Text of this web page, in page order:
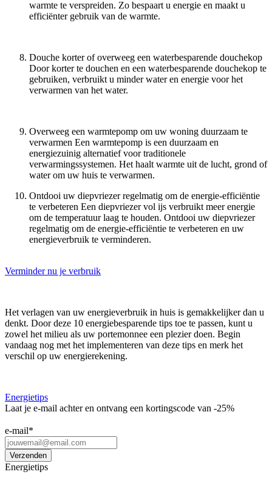
warmte te verspreiden. Zo bespaart u energie en maakt u
efficiënter gebruik van de warmte.
Douche korter of overweeg een waterbesparende douchekop
Door korter te douchen en een waterbesparende douchekop te
gebruiken, verbruikt u minder water en energie voor het
verwarmen van het water.
Overweeg een warmtepomp om uw woning duurzaam te
verwarmen Een warmtepomp is een duurzaam en
energiezuinig alternatief voor traditionele
verwarmingssystemen. Het haalt warmte uit de lucht, grond of
water om uw huis te verwarmen.
Ontdooi uw diepvriezer regelmatig om de energie-efficiëntie
te verbeteren Een diepvriezer vol ijs verbruikt meer energie
om de temperatuur laag te houden. Ontdooi uw diepvriezer
regelmatig om de energie-efficiëntie te verbeteren en uw
energieverbruik te verminderen.
Verminder nu je verbruik
Het verlagen van uw energieverbruik in huis is gemakkelijker dan u
denkt. Door deze 10 energiebesparende tips toe te passen, kunt u
zowel het milieu als uw portemonnee een plezier doen. Begin
vandaag nog met het implementeren van deze tips en merk het
verschil op uw energierekening.
Energietips
Laat je e-mail achter en ontvang een kortingscode van -25%
e-mail*
Energietips